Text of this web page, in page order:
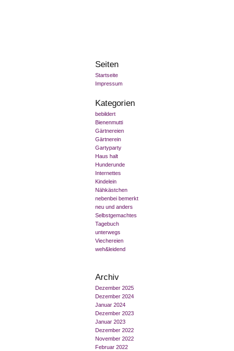
Seiten
Startseite
Impressum
Kategorien
bebildert
Bienenmutti
Gärtnereien
Gärtnerein
Gartyparty
Haus halt
Hunderunde
Internettes
Kindelein
Nähkästchen
nebenbei bemerkt
neu und anders
Selbstgemachtes
Tagebuch
unterwegs
Viechereien
weh&leidend
Archiv
Dezember 2025
Dezember 2024
Januar 2024
Dezember 2023
Januar 2023
Dezember 2022
November 2022
Februar 2022